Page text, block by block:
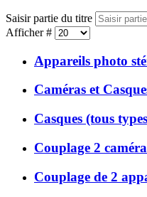
Saisir partie du titre
Afficher #
Appareils photo
Caméras et
Casques (tous
Couplage 2
Couplage de 2